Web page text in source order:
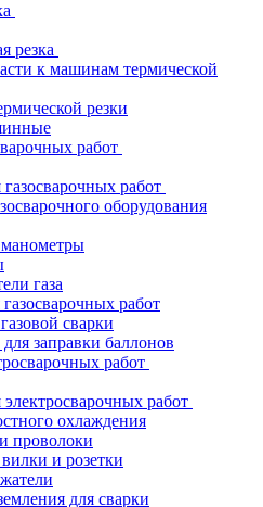
резка
к машинам термической
резки
работ
работ
оборудования
газа
работ
сварки
для заправки баллонов
работ
работ
охлаждения
проволоки
и розетки
для сварки